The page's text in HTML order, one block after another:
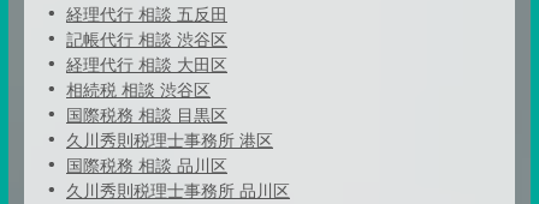
経理代行 相談 五反田
記帳代行 相談 渋谷区
経理代行 相談 大田区
相続税 相談 渋谷区
国際税務 相談 目黒区
久川秀則税理士事務所 港区
国際税務 相談 品川区
久川秀則税理士事務所 品川区